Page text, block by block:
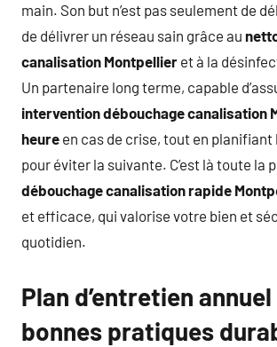
main. Son but n’est pas seulement de
de délivrer un réseau sain grâce au
canalisation Montpellier et à la
Un partenaire long terme, capable
intervention débouchage canalisation
heure en cas de crise, tout en
pour éviter la suivante. C’est là toute la
débouchage canalisation rapide
et efficace, qui valorise votre bien et
quotidien.
Plan d’entretien
bonnes pratiques